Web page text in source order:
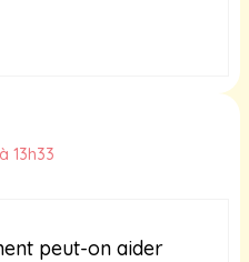
13h33
peut-on aider